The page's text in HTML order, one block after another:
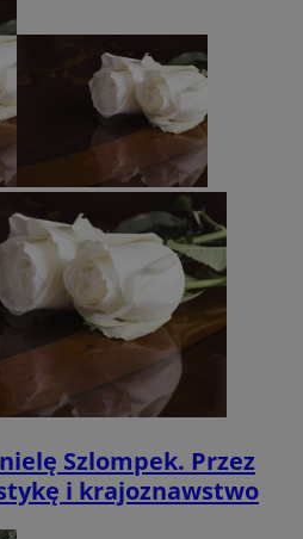
Szlompek. Przez
i krajoznawstwo